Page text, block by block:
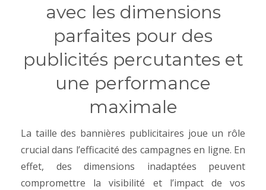
avec les dimensions
parfaites pour des
publicités percutantes et
une performance
maximale
La taille des bannières publicitaires joue un rôle
crucial dans l’efficacité des campagnes en ligne. En
effet, des dimensions inadaptées peuvent
compromettre la visibilité et l’impact de vos